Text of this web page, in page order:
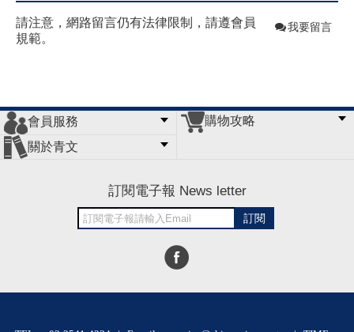
請注意，網路留言仍有法律限制，請遵會員
規範。
我要留言
會員服務
會員辦法
客服信箱
隱私條款
網站導覽
購物攻略
關於青文
訂閱電子報 News letter
訂閱